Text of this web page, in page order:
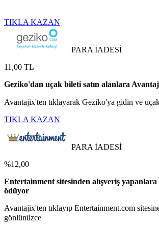
TIKLA KAZAN
PARA İADESİ
11,00 TL
Geziko'dan uçak bileti satın alanlara
Avantajix'ten tıklayarak Geziko'ya gidin ve
TIKLA KAZAN
PARA İADESİ
%12,00
Entertainment sitesinden alışveriş
ödüyor
Avantajix'ten tıklayıp Entertainment.com
gönlünüzce